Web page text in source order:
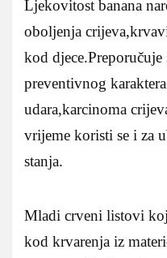
Ljekovitost banana
oboljenja
kod
preventivnog
udara,karcinoma
vrijeme koristi se i za
stanja.
Mladi crveni listovi
kod krvarenja iz